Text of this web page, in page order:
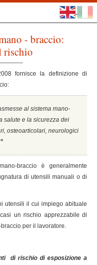
- braccio:
rischio
fornisce la definizione di
al sistema mano-
salute e la sicurezza dei
osteoarticolari, neurologici
”
braccio è generalmente
di utensili manuali o di
utensili il cui impiego abituale
un rischio apprezzabile di
per il lavoratore.
di rischio di esposizione a